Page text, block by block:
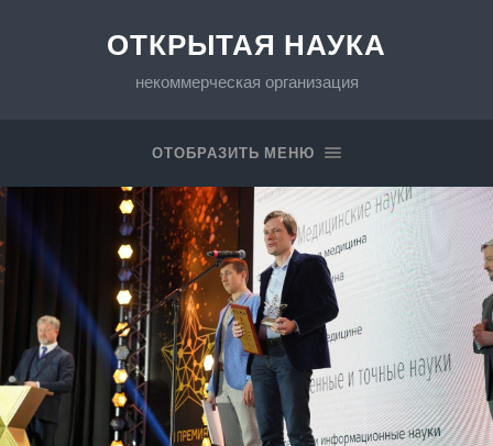
ОТКРЫТАЯ НАУКА
некоммерческая организация
ОТОБРАЗИТЬ МЕНЮ